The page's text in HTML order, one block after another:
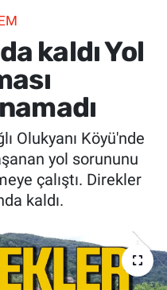
kaldı Yol
Olukyanı Köyü'nde
yol sorununu
çalıştı. Direkler
kaldı.